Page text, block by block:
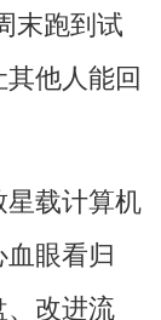
末跑到试
他人能回
载计算机
眼看归
改进流